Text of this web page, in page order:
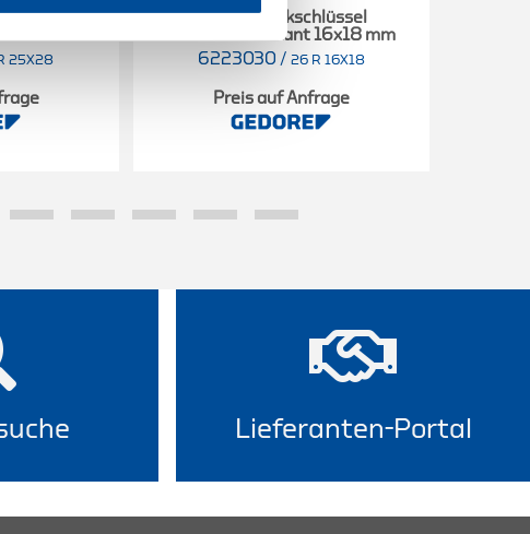
25X28
Doppelsteckschlüssel
Hohlschaft 6-kant 16x18 mm
6223030 / 26 R 16X18
Preis auf Anfrage
Lieferanten-Portal